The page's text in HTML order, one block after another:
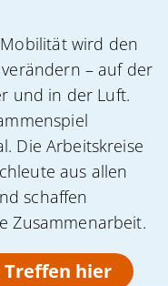
wird den
– auf der
und in der Luft.
Die Arbeitskreise
aus allen
schaffen
Zusammenarbeit.
hier